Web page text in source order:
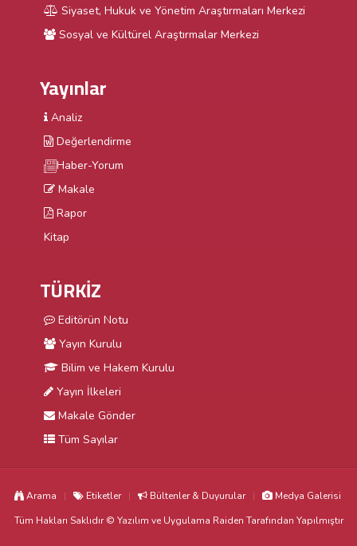
Siyaset, Hukuk ve Yönetim Araştırmaları Merkezi
Sosyal ve Kültürel Araştırmalar Merkezi
Yayınlar
Analiz
Değerlendirme
Haber-Yorum
Makale
Rapor
Kitap
TÜRKİZ
Editörün Notu
Yayın Kurulu
Bilim ve Hakem Kurulu
Yayın İlkeleri
Makale Gönder
Tüm Sayılar
Arama Etiketler Bültenler & Duyurular
Medya Galerisi
Tüm Hakları Saklıdır © Yazılım ve Uygulama Raiden Tarafından Yapılmıştır